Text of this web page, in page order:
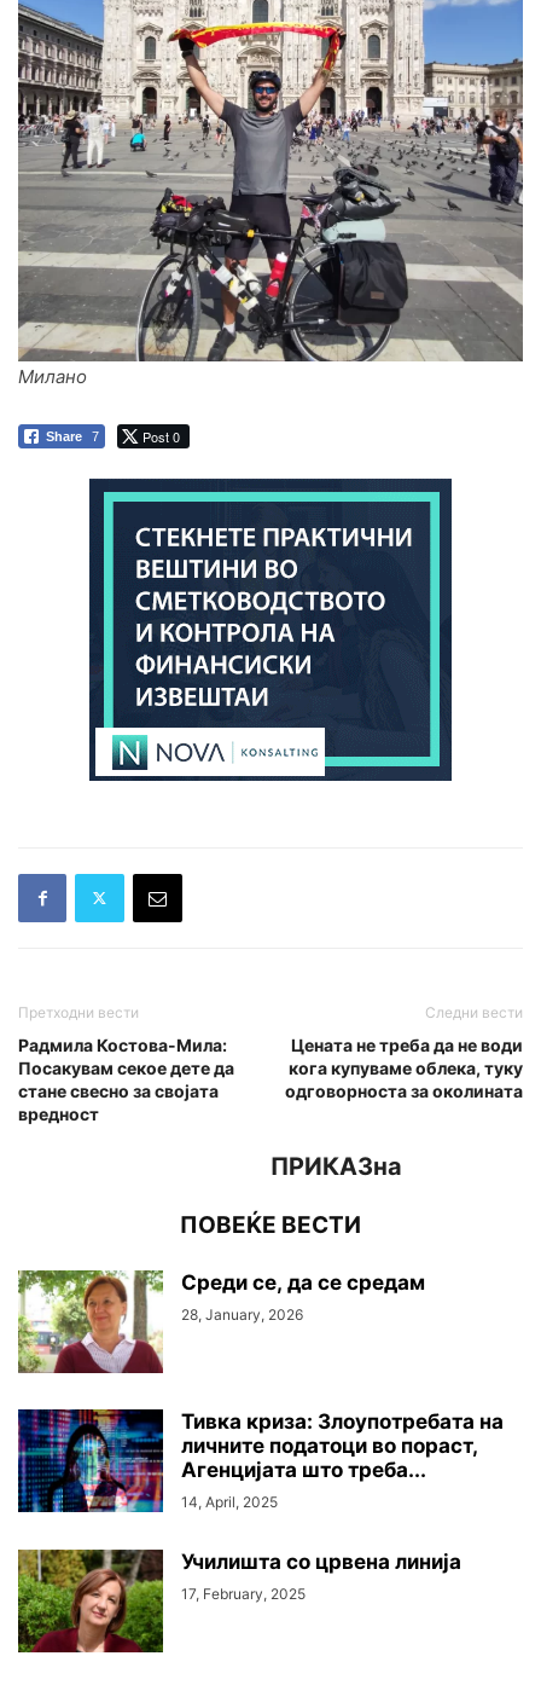
Милано
Share 7 Post 0
Претходни вести
Радмила Костова-Мила:
Посакувам секое дете да
стане свесно за својата
вредност
Следни вести
Цената не треба да не води
кога купуваме облека, туку
одговорноста за околината
ПРИКАЗна
ПОВЕЌЕ ВЕСТИ
Среди се, да се средам
28, January, 2026
Тивка криза: Злоупотребата на
личните податоци во пораст,
Агенцијата што треба...
14, April, 2025
Училишта со црвена линија
17, February, 2025